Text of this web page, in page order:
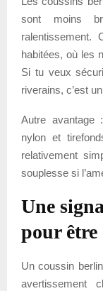
sont moins
ralentissement.
habitées, où les
Si tu veux
riverains, c’est
Autre avantage
nylon et
relativement
souplesse si
Une
pour être
Un coussin
avertissement